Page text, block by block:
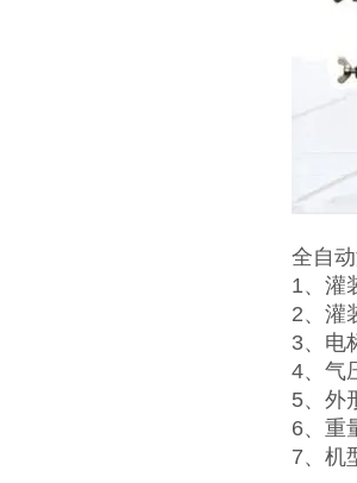
全自
1、灌
2、灌
3、电
4、气
5、外
6、重
7、机